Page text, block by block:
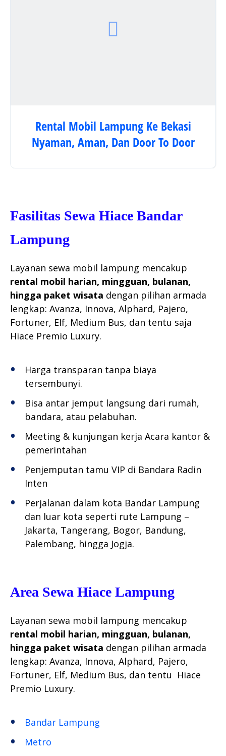
Rental Mobil Lampung Ke Bekasi
Nyaman, Aman, Dan Door To Door
Fasilitas Sewa Hiace Bandar
Lampung
Layanan sewa mobil lampung mencakup
rental mobil harian, mingguan, bulanan,
hingga paket wisata dengan pilihan armada
lengkap: Avanza, Innova, Alphard, Pajero,
Fortuner, Elf, Medium Bus, dan tentu saja
Hiace Premio Luxury.
Harga transparan tanpa biaya
tersembunyi.
Bisa antar jemput langsung dari rumah,
bandara, atau pelabuhan.
Meeting & kunjungan kerja Acara kantor &
pemerintahan
Penjemputan tamu VIP di Bandara Radin
Inten
Perjalanan dalam kota Bandar Lampung
dan luar kota seperti rute Lampung –
Jakarta, Tangerang, Bogor, Bandung,
Palembang, hingga Jogja.
Area Sewa Hiace Lampung
Layanan sewa mobil lampung mencakup
rental mobil harian, mingguan, bulanan,
hingga paket wisata dengan pilihan armada
lengkap: Avanza, Innova, Alphard, Pajero,
Fortuner, Elf, Medium Bus, dan tentu Hiace
Premio Luxury.
Bandar Lampung
Metro